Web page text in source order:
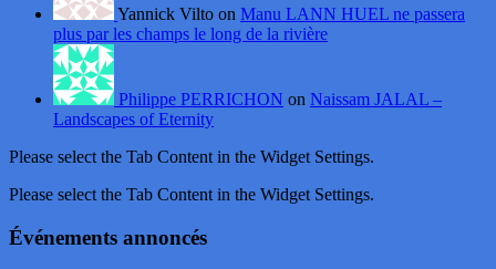
Yannick Vilto on Manu LANN HUEL ne passera
plus par les champs le long de la rivière
Philippe PERRICHON on Naissam JALAL –
Landscapes of Eternity
Please select the Tab Content in the Widget Settings.
Please select the Tab Content in the Widget Settings.
Événements annoncés